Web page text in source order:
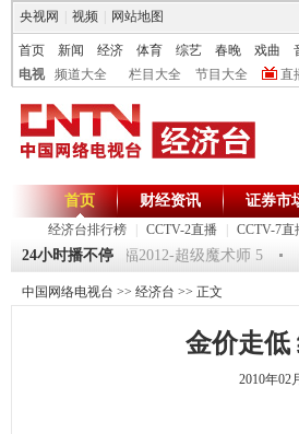
央视网 视频 网站地图
首页 新闻 经济 体育 综艺 春晚 戏曲
电视
频道大全 栏目大全 节目大全 直
首页
经济台排行榜 CCTV-2直播 CCTV-7直
财经资讯 证券市
24小时播不停
》20120125 祝福2012-超级魔术师 5 《
中国网络电视台 >> 经济台 >> 正文
金价走低
2010年02